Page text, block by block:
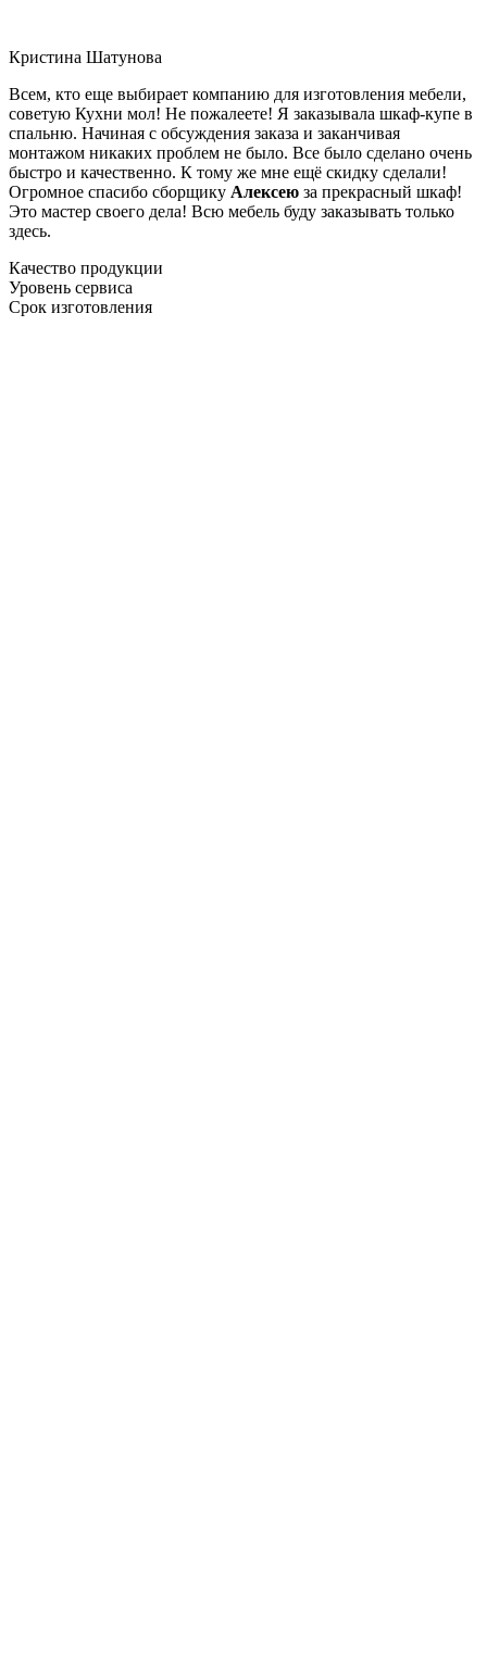
Кристина Шатунова
Всем, кто еще выбирает компанию для изготовления мебели,
советую Кухни мол! Не пожалеете! Я заказывала шкаф-купе в
спальню. Начиная с обсуждения заказа и заканчивая
монтажом никаких проблем не было. Все было сделано очень
быстро и качественно. К тому же мне ещё скидку сделали!
Огромное спасибо сборщику Алексею за прекрасный шкаф!
Это мастер своего дела! Всю мебель буду заказывать только
здесь.
Качество продукции
Уровень сервиса
Срок изготовления